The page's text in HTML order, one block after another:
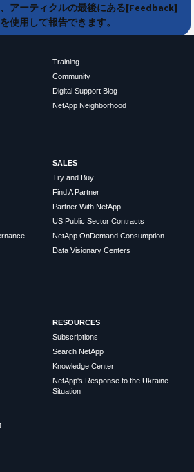
アーティクルの最後にある[Feedback]
使用して報告できます。
Training
Community
Digital Support Blog
NetApp Neighborhood
SALES
Try and Buy
Find A Partner
Partner With NetApp
US Public Sector Contracts
NetApp OnDemand Consumption
Data Visionary Centers
RESOURCES
Subscriptions
Search NetApp
Knowledge Center
NetApp's Response to the Ukraine
Situation